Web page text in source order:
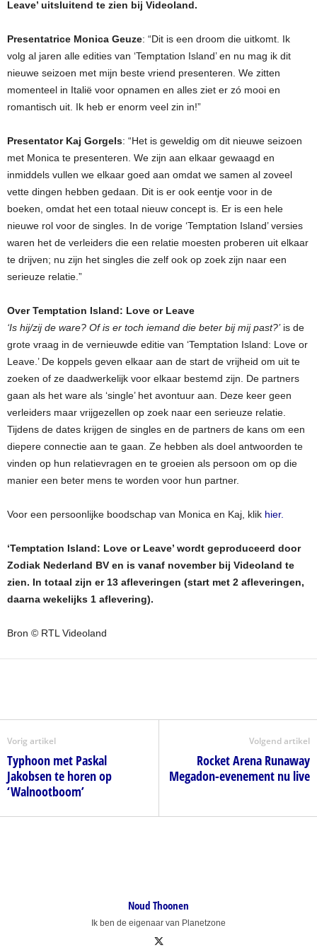
Leave’ uitsluitend te zien bij Videoland.
Presentatrice Monica Geuze: “Dit is een droom die uitkomt. Ik
volg al jaren alle edities van ‘Temptation Island’ en nu mag ik dit
nieuwe seizoen met mijn beste vriend presenteren. We zitten
momenteel in Italië voor opnamen en alles ziet er zó mooi en
romantisch uit. Ik heb er enorm veel zin in!”
Presentator Kaj Gorgels: “Het is geweldig om dit nieuwe seizoen
met Monica te presenteren. We zijn aan elkaar gewaagd en
inmiddels vullen we elkaar goed aan omdat we samen al zoveel
vette dingen hebben gedaan. Dit is er ook eentje voor in de
boeken, omdat het een totaal nieuw concept is. Er is een hele
nieuwe rol voor de singles. In de vorige ‘Temptation Island’ versies
waren het de verleiders die een relatie moesten proberen uit elkaar
te drijven; nu zijn het singles die zelf ook op zoek zijn naar een
serieuze relatie.”
Over Temptation Island: Love or Leave
‘Is hij/zij de ware? Of is er toch iemand die beter bij mij past?’ is de
grote vraag in de vernieuwde editie van ‘Temptation Island: Love or
Leave.’ De koppels geven elkaar aan de start de vrijheid om uit te
zoeken of ze daadwerkelijk voor elkaar bestemd zijn. De partners
gaan als het ware als ‘single’ het avontuur aan. Deze keer geen
verleiders maar vrijgezellen op zoek naar een serieuze relatie.
Tijdens de dates krijgen de singles en de partners de kans om een
diepere connectie aan te gaan. Ze hebben als doel antwoorden te
vinden op hun relatievragen en te groeien als persoon om op die
manier een beter mens te worden voor hun partner.
Voor een persoonlijke boodschap van Monica en Kaj, klik hier.
‘Temptation Island: Love or Leave’ wordt geproduceerd door
Zodiak Nederland BV en is vanaf november bij Videoland te
zien. In totaal zijn er 13 afleveringen (start met 2 afleveringen,
daarna wekelijks 1 aflevering).
Bron © RTL Videoland
Vorig artikel
Typhoon met Paskal
Jakobsen te horen op
‘Walnootboom’
Volgend artikel
Rocket Arena Runaway
Megadon-evenement nu live
Noud Thoonen
Ik ben de eigenaar van Planetzone